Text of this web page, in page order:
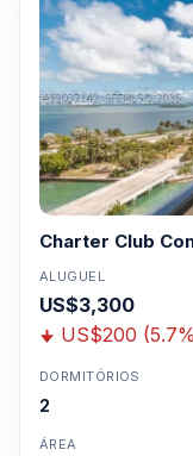
Charter Club
ALUGUEL
US$3,300
US$200
DORMITÓRIOS
2
ÁREA